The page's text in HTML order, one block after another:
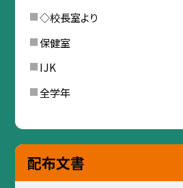
◇校長室より
保健室
IJK
全学年
配布文書